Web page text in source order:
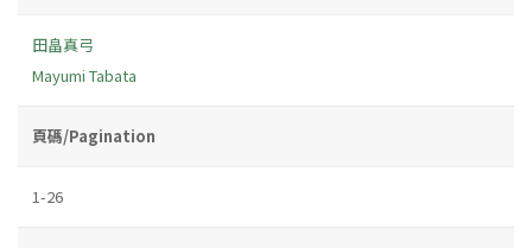
田畠真弓
Mayumi Tabata
頁碼/Pagination
1-26